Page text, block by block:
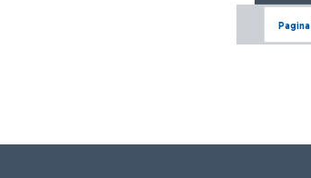
Pagina